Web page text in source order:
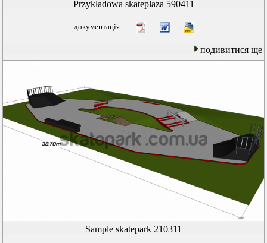
Przykładowa skateplaza 590411
документація:
подивитися ще
Sample skatepark 210311